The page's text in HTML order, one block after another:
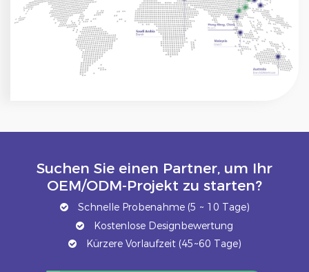
Suchen Sie einen Partner, um Ihr
OEM/ODM-Projekt zu starten?
Schnelle Probenahme (5 ~ 10 Tage)
Kostenlose Designbewertung
Kürzere Vorlaufzeit (45~60 Tage)